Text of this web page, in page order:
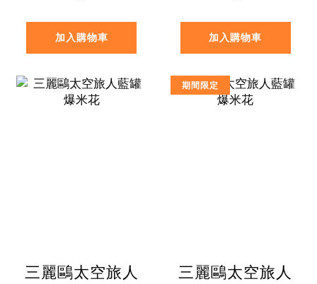
加入購物車 加入購物車
三麗鷗太空旅人
期間限定
三麗鷗太空旅人